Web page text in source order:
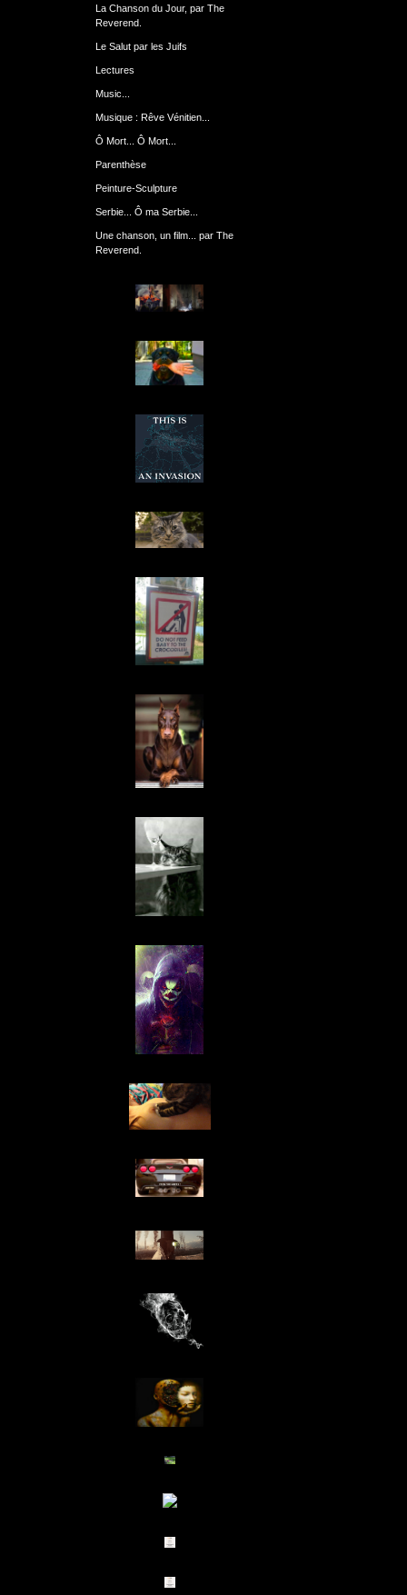
La Chanson du Jour, par The
Reverend.
Le Salut par les Juifs
Lectures
Music...
Musique : Rêve Vénitien...
Ô Mort... Ô Mort...
Parenthèse
Peinture-Sculpture
Serbie... Ô ma Serbie...
Une chanson, un film... par The
Reverend.